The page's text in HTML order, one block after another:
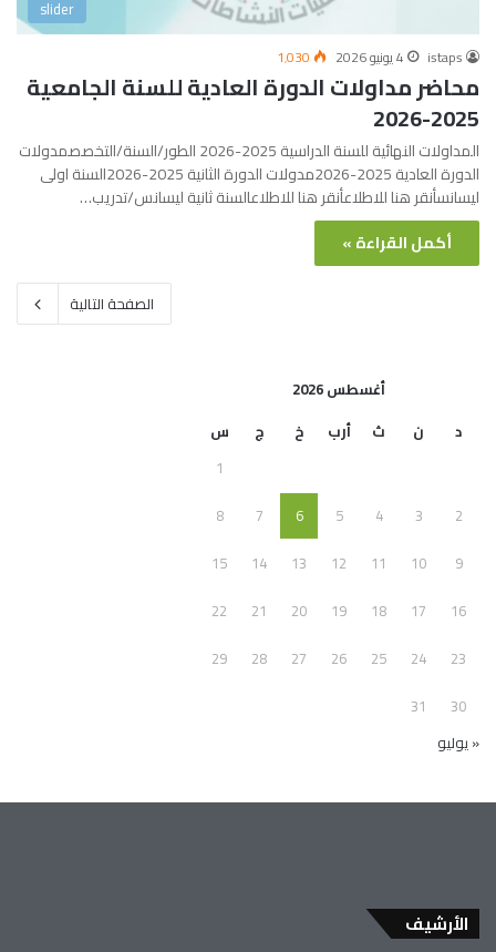
slider
istaps 4 يونيو 2026 1٬030
محاضر مداولات الدورة العادية للسنة الجامعية
2025-2026
المداولات النهائية للسنة الدراسية 2025-2026 الطور/السنة/التخصصمدولات
الدورة العادية 2025-2026مدولات الدورة الثانية 2025-2026السنة اولى
ليسانسأنقر هنا للاطلاعأنقر هنا للاطلاعالسنة ثانية ليسانس/تدريب…
أكمل القراءة »
الصفحة التالية
أغسطس 2026
د
ن ث أرب خ ج
س
1
2
3
4
5
6
7
8
9
10
11
12
13
14
15
16
17
18
19
20
21
22
23
24
25
26
27
28
29
30
31
« يوليو
الأرشيف